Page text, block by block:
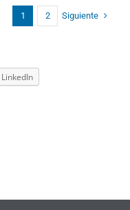
1 2 Siguiente
LinkedIn